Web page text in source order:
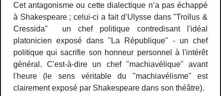
Cet antagonisme ou cette dialectique n’a pas échappé
à Shakespeare ; celui-ci a fait d’Ulysse dans "Troïlus &
Cressida" un chef politique contredisant l'idéal
platonicien exposé dans "La République" - un chef
politique qui sacrifie son honneur personnel à l'intérêt
général. C'est-à-dire un chef "machiavélique" avant
l'heure (le sens véritable du "machiavélisme" est
clairement exposé par Shakespeare dans son théâtre).